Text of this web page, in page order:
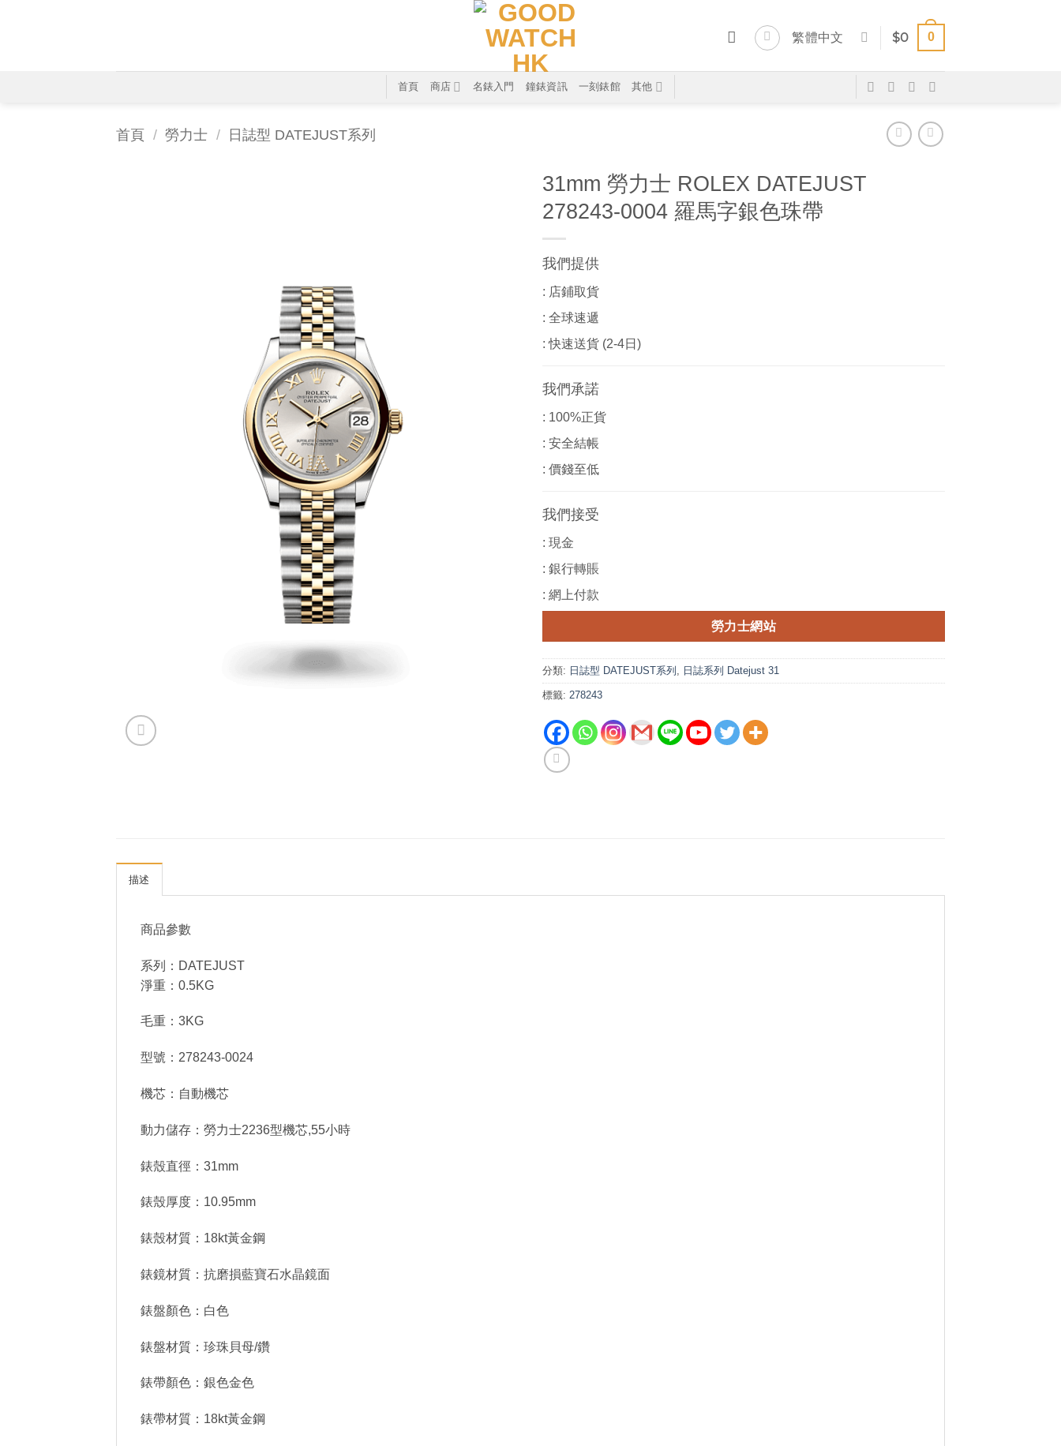
繁體中文 $0 0
首頁 商店 名錶入門 鐘錶資訊 一刻錶館 其他
首頁 / 勞力士 / 日誌型 DATEJUST系列
31mm 勞力士 ROLEX DATEJUST
278243-0004 羅馬字銀色珠帶
我們提供
: 店鋪取貨
: 全球速遞
: 快速送貨 (2-4日)
我們承諾
: 100%正貨
: 安全結帳
: 價錢至低
我們接受
: 現金
: 銀行轉賬
: 網上付款
勞力士網站
分類: 日誌型 DATEJUST系列 日誌系列 Datejust 31
標籤: 278243
描述
商品參數
系列：DATEJUST
淨重：0.5KG
毛重：3KG
型號：278243-0024
機芯：自動機芯
動力儲存：勞力士2236型機芯,55小時
錶殼直徑：31mm
錶殼厚度：10.95mm
錶殼材質：18kt黃金鋼
錶鏡材質：抗磨損藍寶石水晶鏡面
錶盤顏色：白色
錶盤材質：珍珠貝母/鑽
錶帶顏色：銀色金色
錶帶材質：18kt黃金鋼